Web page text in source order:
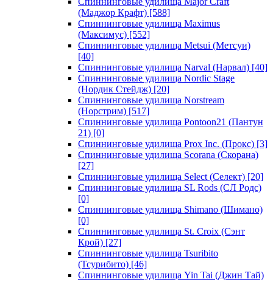
(Маджор Крафт) [588]
Спиннинговые удилища Maximus
(Максимус) [552]
Спиннинговые удилища Metsui (Метсуи)
[40]
Спиннинговые удилища Narval (Нарвал) [40]
Спиннинговые удилища Nordic Stage
(Нордик Стейдж) [20]
Спиннинговые удилища Norstream
(Норстрим) [517]
Спиннинговые удилища Pontoon21 (Пантун
21) [0]
Спиннинговые удилища Prox Inc. (Прокс) [3]
Спиннинговые удилища Scorana (Скорана)
[27]
Спиннинговые удилища Select (Селект) [20]
Спиннинговые удилища SL Rods (СЛ Родс)
[0]
Спиннинговые удилища Shimano (Шимано)
[0]
Спиннинговые удилища St. Croix (Сэнт
Крой) [27]
Спиннинговые удилища Tsuribito
(Тсурибито) [46]
Спиннинговые удилища Yin Tai (Джин Тай)